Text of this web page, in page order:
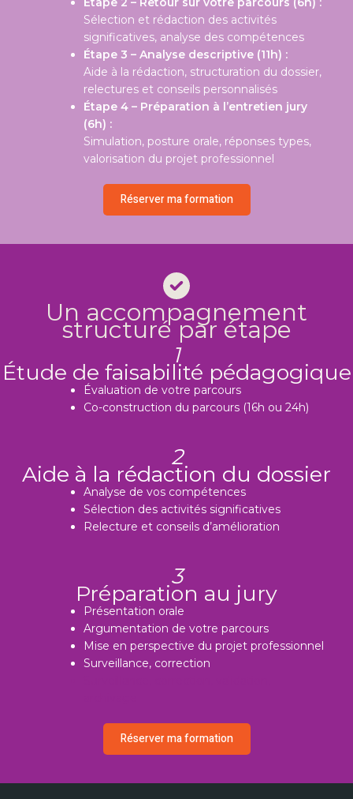
Sélection et rédaction des activités
significatives, analyse des compétences
Étape 3 – Analyse descriptive (11h) :
Aide à la rédaction, structuration du dossier,
relectures et conseils personnalisés
Étape 4 – Préparation à l’entretien jury
(6h) :
Simulation, posture orale, réponses types,
valorisation du projet professionnel
Réserver ma formation
Un accompagnement
structuré par étape
1
Étude de faisabilité pédagogique
Évaluation de votre parcours
Co-construction du parcours (16h ou 24h)
2
Aide à la rédaction du dossier
Analyse de vos compétences
Sélection des activités significatives
Relecture et conseils d’amélioration
3
Préparation au jury
Présentation orale
Argumentation de votre parcours
Mise en perspective du projet professionnel
Surveillance, correction
Réserver ma formation